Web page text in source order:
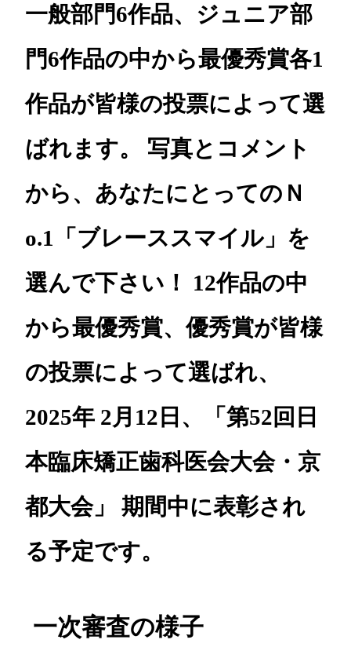
一般部門6作品、ジュニア部
門6作品の中から最優秀賞各1
作品が皆様の投票によって選
ばれます。 写真とコメント
から、あなたにとってのＮ
o.1「ブレーススマイル」を
選んで下さい！ 12作品の中
から最優秀賞、優秀賞が皆様
の投票によって選ばれ、
2025年 2月12日、「第52回日
本臨床矯正歯科医会大会・京
都大会」 期間中に表彰され
る予定です。
一次審査の様子